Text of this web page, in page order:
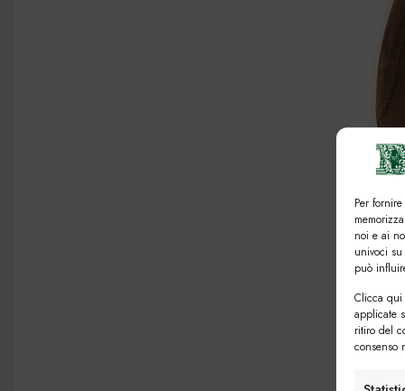
Per
noi e ai
univoci
può
Clicca qui
applicate
ritiro del
consenso